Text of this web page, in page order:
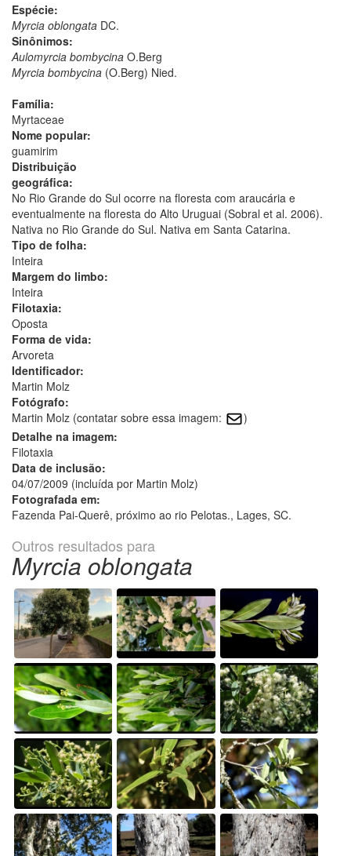
Espécie:
Myrcia oblongata DC.
Sinônimos:
Aulomyrcia bombycina O.Berg
Myrcia bombycina (O.Berg) Nied.
Família:
Myrtaceae
Nome popular:
guamirim
Distribuição
geográfica:
No Rio Grande do Sul ocorre na floresta com araucária e
eventualmente na floresta do Alto Uruguai (Sobral et al. 2006).
Nativa no Rio Grande do Sul. Nativa em Santa Catarina.
Tipo de folha:
Inteira
Margem do limbo:
Inteira
Filotaxia:
Oposta
Forma de vida:
Arvoreta
Identificador:
Martin Molz
Fotógrafo:
Martin Molz (contatar sobre essa imagem:
)
Detalhe na imagem:
Filotaxia
Data de inclusão:
04/07/2009 (incluída por Martin Molz)
Fotografada em:
Fazenda Pai-Querê, próximo ao rio Pelotas., Lages, SC.
Outros resultados para
Myrcia oblongata